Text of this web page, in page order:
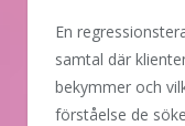
En
samtal där
bekymmer och
förståelse de